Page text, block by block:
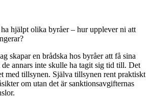
hjälpt olika byråer – hur upplever ni att
skapar en brådska hos byråer att få sina
annars inte skulle ha tagit sig tid till. Det
med tillsynen. Själva tillsynen rent praktiskt
om utan det är sanktionsavgifternas